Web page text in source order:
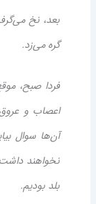
بعد، نخ
گره می‌زد.
فردا صبح،
اعصاب و
آن‌ها سوال
نخواهند
بلد بودیم.